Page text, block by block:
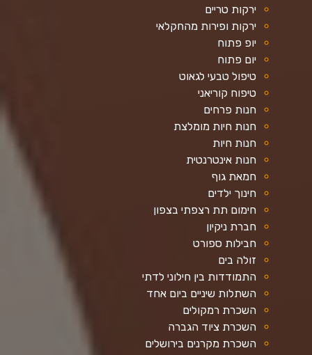
ירקות טריים
ירקות ופירות מהחקלאי
יופ פתוח
יום פתוח
טיפול טבעי לגאוט
טיפוח קוריאני
חנות פרחים
חנות חיות מומלצת
חנות חיות
חנות אינטרנטית
חמאת גוף
חינוך ילדים
חימום תת רצפתי בצפון
חברת ניקיון
חבילות ספורט
זולה בים
התמודדות בין חילוני לדתי
השתלות שיניים ביום אחד
השכרת רמקולים
השכרת ציוד הגברה
השכרת מקרנים בירושלים